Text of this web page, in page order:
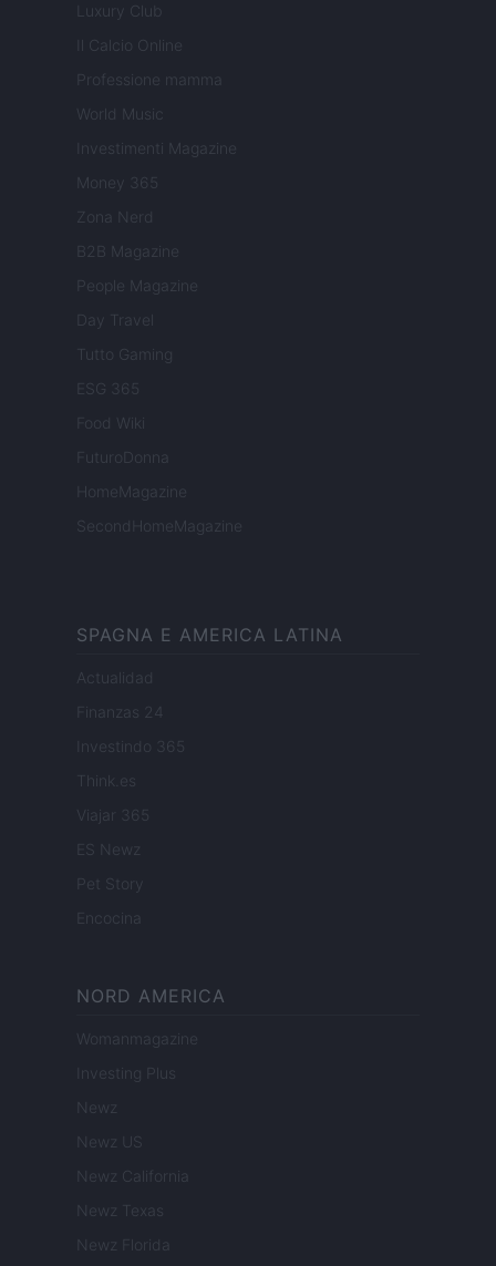
Luxury Club
Il Calcio Online
Professione mamma
World Music
Investimenti Magazine
Money 365
Zona Nerd
B2B Magazine
People Magazine
Day Travel
Tutto Gaming
ESG 365
Food Wiki
FuturoDonna
HomeMagazine
SecondHomeMagazine
SPAGNA E AMERICA LATINA
Actualidad
Finanzas 24
Investindo 365
Think.es
Viajar 365
ES Newz
Pet Story
Encocina
NORD AMERICA
Womanmagazine
Investing Plus
Newz
Newz US
Newz California
Newz Texas
Newz Florida